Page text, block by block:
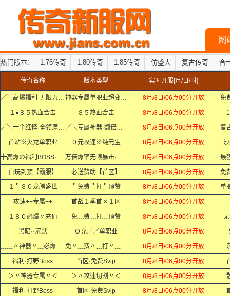
网
热门版本： 1.76传奇 1.80传奇 1.85传奇 仿盛大 复古传奇 合
传奇名称 版本类型 实时开服[月/日/时]
╱╲高爆福利·无限刀╱╲ 神器专属单职业超变迷失中变 8月/8日/06点00分开放
１●８５热血合击 ８５热血合击 8月/8日/06点00分开放
╱╲一个红怪·全领满·╱╲ ╱╲专属神器·翻倍爆·╱╲ 8月/8日/06点00分开放
首站※火龙单职业 ０元攻速※纯元宝 8月/8日/06点00分开放
╋高爆の福利BOSS·Ｘ·Ｘ 万倍爆率无限暴击·Ｘ·Ｘ 8月/8日/06点00分开放
白玩到顶【霸服】 必送赞助【首区】 8月/8日/06点00分开放
１＂８０龙腾盛世 ＂免费＂打＂顶赞 8月/8日/06点00分开放
攻速++专属++ 首战１季首区１区 8月/8日/06点00分开放
１８０必爆〃充值 免﹏费﹏打﹏顶赞 8月/8日/06点00分开放
黑暗··沉默 Ｏ充╱╱单职业 8月/8日/06点00分开放
﹏﹏〃神器〃﹏必爆〃充值﹏﹏ 免〃﹏费〃﹏打〃﹏顶〃﹏赞〃 8月/8日/06点00分开放
福利·打野Boss 首区·免费Svip 8月/8日/06点00分开放
＞〃神器专属〃＜ ＞〃攻速切割〃＜ 8月/8日/06点00分开放
福利·打野Boss 首区·免费Svip 8月/8日/06点00分开放